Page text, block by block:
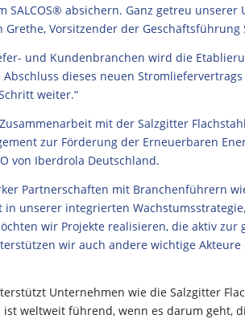
SALCOS® absichern. Ganz getreu
Grethe, Vorsitzender der Geschäftsführung
und Kundenbranchen wird die
dieses neuen
weiter.“
mit der Salzgitter
zur Förderung der Erneuerbaren
von Iberdrola Deutschland.
Partnerschaften mit Branchenführern
unserer integrierten
wir Projekte realisieren, die aktiv
wir auch andere wichtige
Unternehmen wie die Salzgitter
weltweit führend, wenn es darum geht,